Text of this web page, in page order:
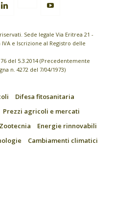
Sede legale Via Eritrea 21 -
e Iscrizione al Registro delle
del 5.3.2014 (Precedentemente
n. 4272 del 7/04/1973)
Difesa fitosanitaria
Prezzi agricoli e mercati
Zootecnia
Energie rinnovabili
Cambiamenti climatici